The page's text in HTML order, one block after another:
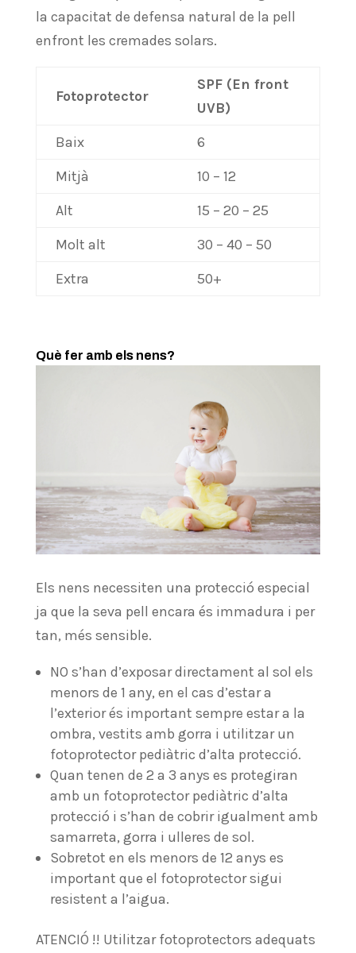
la capacitat de defensa natural de la pell
enfront les cremades solars.
Fotoprotector
SPF (En front
UVB)
Baix
6
Mitjà
10 – 12
Alt
15 – 20 – 25
Molt alt
30 – 40 – 50
Extra
50+
Què fer amb els nens?
Els nens necessiten una protecció especial
ja que la seva pell encara és immadura i per
tan, més sensible.
NO s’han d’exposar directament al sol els
menors de 1 any, en el cas d’estar a
l’exterior és important sempre estar a la
ombra, vestits amb gorra i utilitzar un
fotoprotector pediàtric d’alta protecció.
Quan tenen de 2 a 3 anys es protegiran
amb un fotoprotector pediàtric d’alta
protecció i s’han de cobrir igualment amb
samarreta, gorra i ulleres de sol.
Sobretot en els menors de 12 anys es
important que el fotoprotector sigui
resistent a l’aigua.
ATENCIÓ !! Utilitzar fotoprotectors adequats